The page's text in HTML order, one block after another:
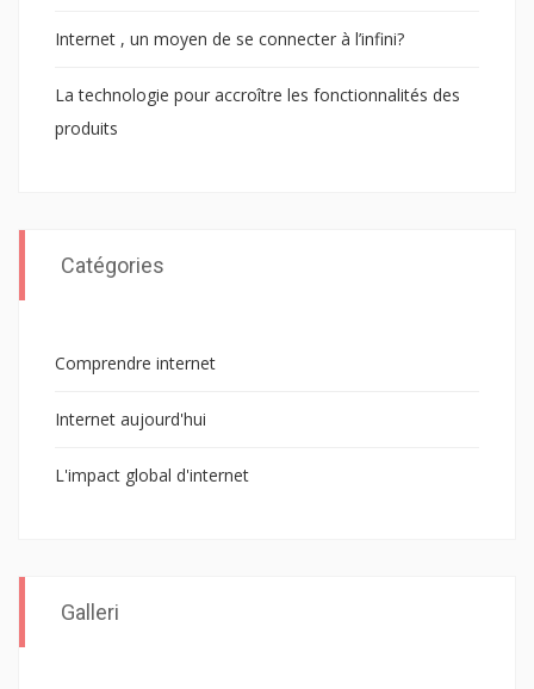
Internet , un moyen de se connecter à l’infini?
La technologie pour accroître les fonctionnalités des
produits
Catégories
Comprendre internet
Internet aujourd'hui
L'impact global d'internet
Galleri